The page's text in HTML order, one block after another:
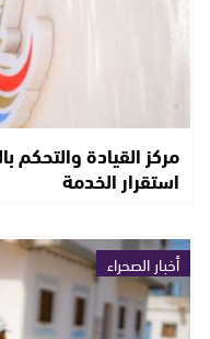
مركز القيادة والتحكم
استقرار الخدمة
أخبار الصحراء